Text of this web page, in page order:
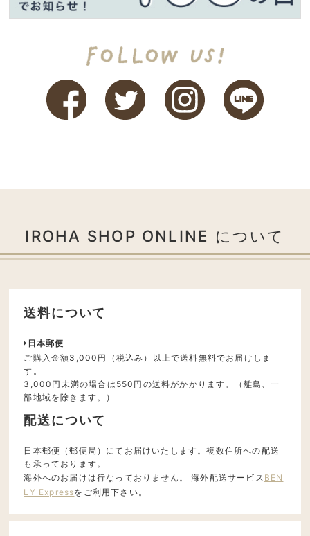
IROHA SHOP ONLINE について
送料について
日本郵便
ご購入金額3,000円（税込み）以上で送料無料でお届けしま
す。
3,000円未満の場合は550円の送料がかかります。（離島、一
部地域を除きます。）
配送について
日本郵便（郵便局）にてお届けいたします。複数住所への配送
も承っております。
海外へのお届けは行なっておりません。 海外配送サービス BEN
LY Expressをご利用下さい。